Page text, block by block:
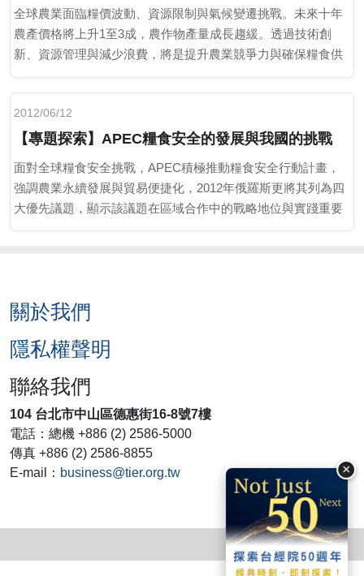
×
全球農業面臨糧價波動、資源限制與氣候變遷挑戰。未來十年
農產價格將上升1至3成，農作物產量成長趨緩。透過技術創
新、資源管理與減少浪費，將是提升農業競爭力與確保糧食供
應的關鍵。
2012/06/12
【專題探索】APEC糧食安全的發展與我國的挑戰
面對全球糧食安全挑戰，APEC積極推動糧食安全行動計畫，
強調農業永續發展與貿易便捷化，2012年俄羅斯更將其列為四
大優先議題，顯示該議題在區域合作中的戰略地位與實踐重要
性。
關於我們
隱私權聲明
聯絡我們
104 台北市中山區德惠街16-8號7樓
電話：總機 +886 (2) 2586-5000
傳真 +886 (2) 2586-8855
E-mail： business@tier.org.tw